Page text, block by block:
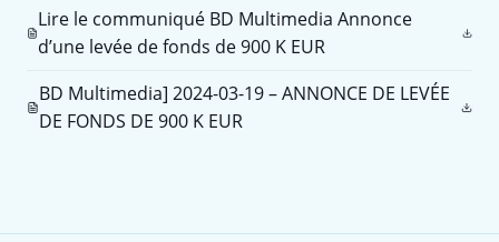
Lire le communiqué BD Multimedia Annonce
d’une levée de fonds de 900 K EUR
BD Multimedia] 2024-03-19 – ANNONCE DE LEVÉE
DE FONDS DE 900 K EUR